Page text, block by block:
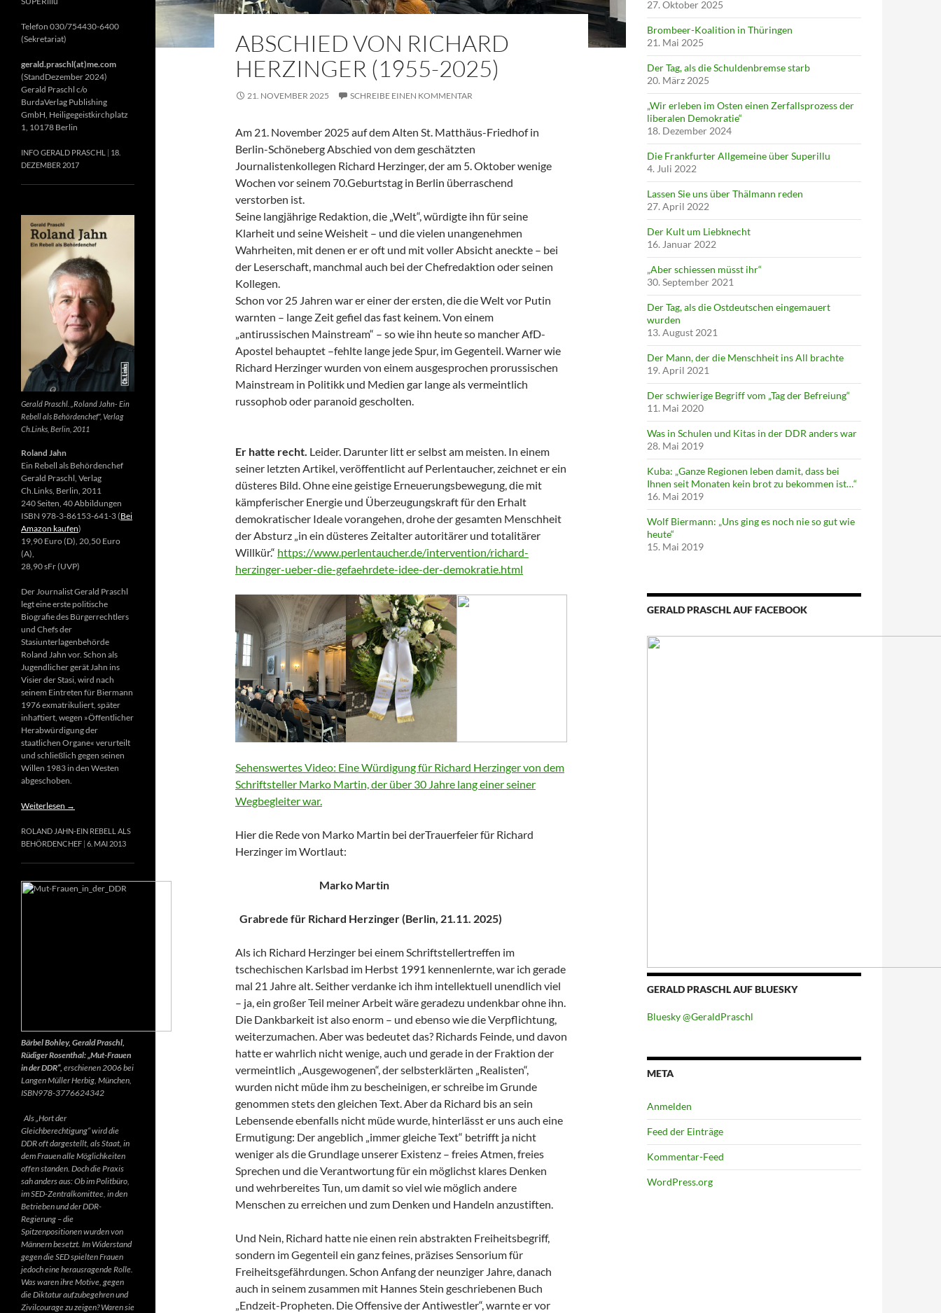
ABSCHIED VON RICHARD
HERZINGER (1955-2025)
21. NOVEMBER 2025 SCHREIBE EINEN KOMMENTAR
Am 21. November 2025 auf dem Alten St. Matthäus-Friedhof in
Berlin-Schöneberg Abschied von dem geschätzten
Journalistenkollegen Richard Herzinger, der am 5. Oktober wenige
Wochen vor seinem 70.Geburtstag in Berlin überraschend
verstorben ist.
Seine langjährige Redaktion, die „Welt“, würdigte ihn für seine
Klarheit und seine Weisheit – und die vielen unangenehmen
Wahrheiten, mit denen er er oft und mit voller Absicht aneckte – bei
der Leserschaft, manchmal auch bei der Chefredaktion oder seinen
Kollegen.
Schon vor 25 Jahren war er einer der ersten, die die Welt vor Putin
warnten – lange Zeit gefiel das fast keinem. Von einem
„antirussischen Mainstream“ – so wie ihn heute so mancher AfD-
Apostel behauptet –fehlte lange jede Spur, im Gegenteil. Warner wie
Richard Herzinger wurden von einem ausgesprochen prorussischen
Mainstream in Politikk und Medien gar lange als vermeintlich
russophob oder paranoid gescholten.
Er hatte recht. Leider. Darunter litt er selbst am meisten. In einem
seiner letzten Artikel, veröffentlicht auf Perlentaucher, zeichnet er ein
düsteres Bild. Ohne eine geistige Erneuerungsbewegung, die mit
kämpferischer Energie und Überzeugungskraft für den Erhalt
demokratischer Ideale vorangehen, drohe der gesamten Menschheit
der Absturz „in ein düsteres Zeitalter autoritärer und totalitärer
Willkür.“ https://www.perlentaucher.de/intervention/richard-
herzinger-ueber-die-gefaehrdete-idee-der-demokratie.html
Sehenswertes Video: Eine Würdigung für Richard Herzinger von dem
Schriftsteller Marko Martin, der über 30 Jahre lang einer seiner
Wegbegleiter war.
Hier die Rede von Marko Martin bei derTrauerfeier für Richard
Herzinger im Wortlaut:
Marko Martin
Grabrede für Richard Herzinger (Berlin, 21.11. 2025)
Als ich Richard Herzinger bei einem Schriftstellertreffen im
tschechischen Karlsbad im Herbst 1991 kennenlernte, war ich gerade
mal 21 Jahre alt. Seither verdanke ich ihm intellektuell unendlich viel
– ja, ein großer Teil meiner Arbeit wäre geradezu undenkbar ohne ihn.
Die Dankbarkeit ist also enorm – und ebenso wie die Verpflichtung,
weiterzumachen. Aber was bedeutet das? Richards Feinde, und davon
hatte er wahrlich nicht wenige, auch und gerade in der Fraktion der
vermeintlich „Ausgewogenen“, der selbsterklärten „Realisten“,
wurden nicht müde ihm zu bescheinigen, er schreibe im Grunde
genommen stets den gleichen Text. Aber da Richard bis an sein
Lebensende ebenfalls nicht müde wurde, hinterlässt er uns auch eine
Ermutigung: Der angeblich „immer gleiche Text“ betrifft ja nicht
weniger als die Grundlage unserer Existenz – freies Atmen, freies
Sprechen und die Verantwortung für ein möglichst klares Denken
und wehrbereites Tun, um damit so viel wie möglich andere
Menschen zu erreichen und zum Denken und Handeln anzustiften.
Und Nein, Richard hatte nie einen rein abstrakten Freiheitsbegriff,
sondern im Gegenteil ein ganz feines, präzises Sensorium für
Freiheitsgefährdungen. Schon Anfang der neunziger Jahre, danach
auch in seinem zusammen mit Hannes Stein geschriebenen Buch
„Endzeit-Propheten. Die Offensive der Antiwestler“, warnte er vor
27. Oktober 2025
Brombeer-Koalition in Thüringen
21. Mai 2025
Der Tag, als die Schuldenbremse starb
20. März 2025
„Wir erleben im Osten einen Zerfallsprozess der
liberalen Demokratie“
18. Dezember 2024
Die Frankfurter Allgemeine über Superillu
4. Juli 2022
Lassen Sie uns über Thälmann reden
27. April 2022
Der Kult um Liebknecht
16. Januar 2022
„Aber schiessen müsst ihr“
30. September 2021
Der Tag, als die Ostdeutschen eingemauert
wurden
13. August 2021
Der Mann, der die Menschheit ins All brachte
19. April 2021
Der schwierige Begriff vom „Tag der Befreiung“
11. Mai 2020
Was in Schulen und Kitas in der DDR anders war
28. Mai 2019
Kuba: „Ganze Regionen leben damit, dass bei
Ihnen seit Monaten kein brot zu bekommen ist…“
16. Mai 2019
Wolf Biermann: „Uns ging es noch nie so gut wie
heute“
15. Mai 2019
GERALD PRASCHL AUF FACEBOOK
GERALD PRASCHL AUF BLUESKY
Bluesky @GeraldPraschl
META
Anmelden
Feed der Einträge
Kommentar-Feed
WordPress.org
Telefon 030/754430-6400
(Sekretariat)
gerald.praschl(at)me.com
(StandDezember 2024)
Gerald Praschl c/o
BurdaVerlag Publishing
GmbH, Heiligegeistkirchplatz
1, 10178 Berlin
INFO GERALD PRASCHL
18.
DEZEMBER 2017
Gerald Praschl. „Roland Jahn- Ein
Rebell als Behördenchef“, Verlag
Ch.Links, Berlin, 2011
Roland Jahn
Ein Rebell als Behördenchef
Gerald Praschl, Verlag
Ch.Links, Berlin, 2011
240 Seiten, 40 Abbildungen
ISBN 978-3-86153-641-3 (Bei
Amazon kaufen)
19,90 Euro (D), 20,50 Euro
(A),
28,90 sFr (UVP)
Der Journalist Gerald Praschl
legt eine erste politische
Biografie des Bürgerrechtlers
und Chefs der
Stasiunterlagenbehörde
Roland Jahn vor. Schon als
Jugendlicher gerät Jahn ins
Visier der Stasi, wird nach
seinem Eintreten für Biermann
1976 exmatrikuliert, später
inhaftiert, wegen »Öffentlicher
Herabwürdigung der
staatlichen Organe« verurteilt
und schließlich gegen seinen
Willen 1983 in den Westen
abgeschoben.
Weiterlesen →
ROLAND JAHN-EIN REBELL ALS
BEHÖRDENCHEF 6. MAI 2013
Bärbel Bohley, Gerald Praschl,
Rüdiger Rosenthal: „Mut-Frauen
in der DDR“, erschienen 2006 bei
Langen Müller Herbig, München,
ISBN978-3776624342
Als „Hort der
Gleichberechtigung“ wird die
DDR oft dargestellt, als Staat, in
dem Frauen alle Möglichkeiten
offen standen. Doch die Praxis
sah anders aus: Ob im Politbüro,
im SED-Zentralkomittee, in den
Betrieben und der DDR-
Regierung – die
Spitzenpositionen wurden von
Männern besetzt. Im Widerstand
gegen die SED spielten Frauen
jedoch eine herausragende Rolle.
Was waren ihre Motive, gegen
die Diktatur aufzubegehren und
Zivilcourage zu zeigen? Waren sie